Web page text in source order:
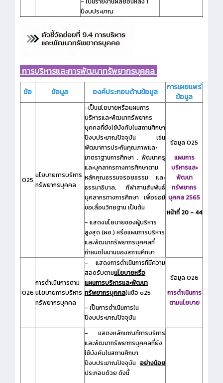
ปีงบประมาณ
การบริหารและการพัฒนาทรัพยากรบุคคล
ข้อ ข้อมูล องค์ประกอบด้านข้อมูล
การเผยแพร่
ข้อมูล
O25
นโยบายการบริหาร
ทรัพยากรบุคคล
-เป็นนโยบายหรือแผนการ
บริหารและพัฒนาทรัพยากร
บุคคลที่ยังใช้บังคับในสถานศึกษา
ปีงบประมาณปัจจุบัน เช่น
พัฒนาการประกันคุณภาพและ
มาตราฐานการศึกษา , พัฒนาครู
และบุคลากรทางการศึกษาตาม
หลักคุณธรรมจรอยธรรม และ
ธรรมาธิบาล, กีฬาสานสัมพันธ์
บุคลากรทางการศึกษา เพื่อขอมี
ขอเลื่อนวิทยฐาน เป็นต้น
- แสดงนโยบายของผู้บริหาร
สูงสุด (ผอ.) หรือแผนการบริหาร
และพัฒนาทรัพยากรบุคคลที่
กำหนดในนามของสถานศึกษา
ข้อมูล O25
แผนการ
บริหารและ
พัฒนา
ทรัพยากร
บุคคล 2565
หน้าที่ 20 - 44
O26
การดำเนินการตาม
นโยบายการบริหาร
ทรัพยากรบุคคล
- แสดงการดำเนินการที่มีความ
สอดรับตามนโยบายหรือ
แผนการบริหารและพัฒนา
ทรัพยากรบุคคลในข้อ o25
- เป็นการดำเนินการใน
ปีงบประมาณปัจจุบัน
ข้อมูล O26
การดำเนินการ
ตามนโยบาย
- แสดงหลักเกณฑ์การบริหาร
และพัฒนาทรัพยากรบุคคลที่ยัง
ใช้บังคับในสถานศึกษา
ปีงบประมาณปัจจุบัน อย่างน้อย
ประกอบด้วย ดังนี้